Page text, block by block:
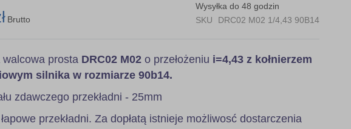
Wysyłka do 48 godzin
SKU
DRC02 M02 1/4,43 90B14
Brutto
walcowa prosta DRC02 M02 o przełożeniu i=4,43 z kołnierzem
silnika w rozmiarze 90b14.
zdawczego przekładni - 25mm
przekładni. Za dopłatą istnieje możliwosć dostarczenia